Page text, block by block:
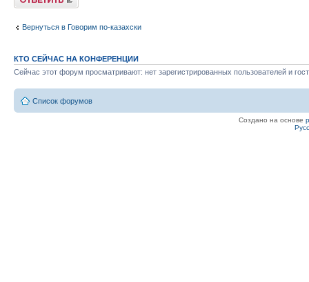
Вернуться в Говорим по-казахски
КТО СЕЙЧАС НА КОНФЕРЕНЦИИ
Сейчас этот форум просматривают: нет зарегистрированных пользователей и
Список форумов
Создано на основе